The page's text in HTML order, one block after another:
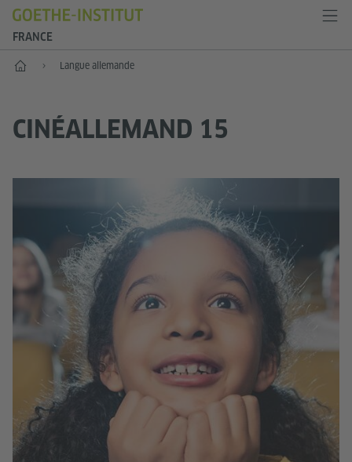
FRANCE
Accueil Langue allemande
CINÉALLEMAND 15